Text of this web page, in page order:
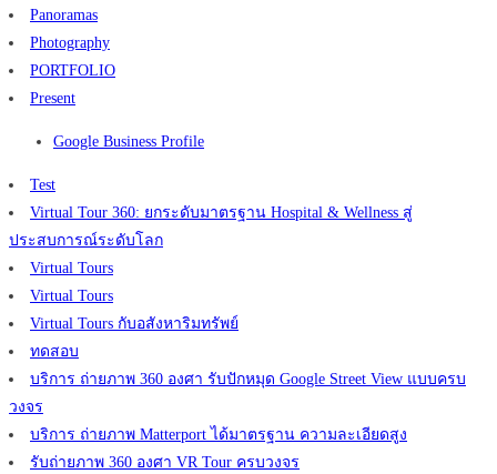
Panoramas
Photography
PORTFOLIO
Present
Google Business Profile
Test
Virtual Tour 360: ยกระดับมาตรฐาน Hospital & Wellness สู่
ประสบการณ์ระดับโลก
Virtual Tours
Virtual Tours
Virtual Tours กับอสังหาริมทรัพย์
ทดสอบ
บริการ ถ่ายภาพ 360 องศา รับปักหมุด Google Street View แบบครบ
วงจร
บริการ ถ่ายภาพ Matterport ได้มาตรฐาน ความละเอียดสูง
รับถ่ายภาพ 360 องศา VR Tour ครบวงจร